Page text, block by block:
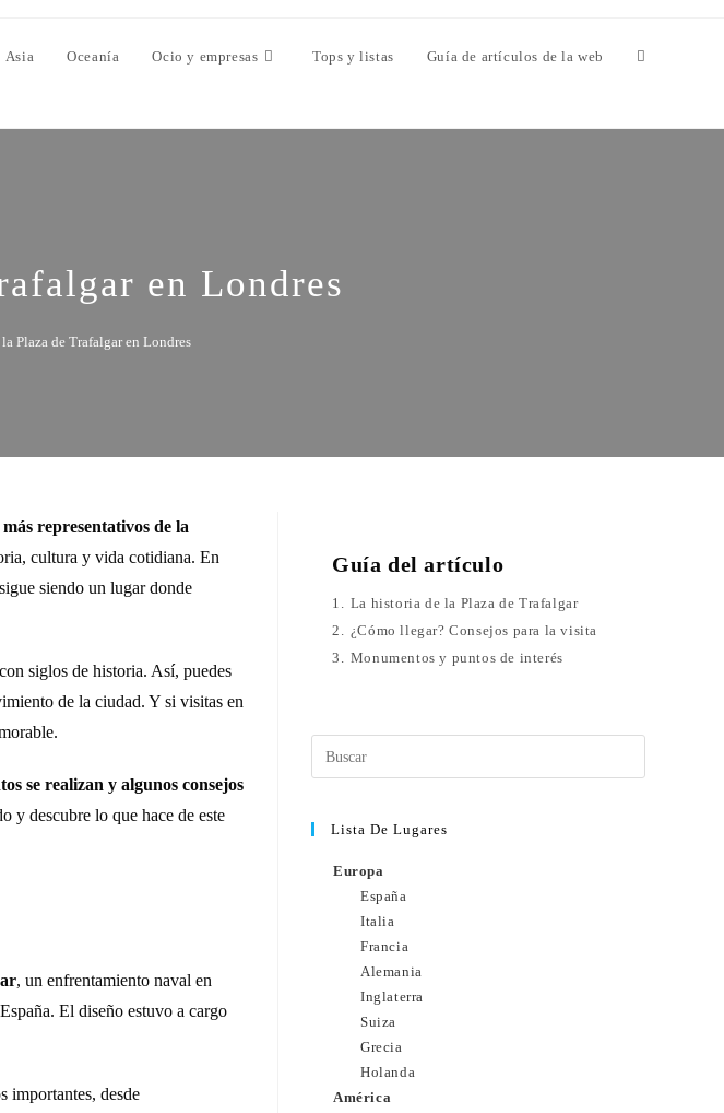
Asia Oceanía Ocio y empresas Tops y listas Guía de artículos de la web
en Londres
Plaza de Trafalgar en Londres
representativos de la
cultura y vida cotidiana. En
siendo un lugar donde
siglos de historia. Así, puedes
de la ciudad. Y si visitas en
se realizan y algunos consejos
y descubre lo que hace de este
, un enfrentamiento naval en
El diseño estuvo a cargo
importantes, desde
Guía del artículo
1. La historia de la Plaza de Trafalgar
2. ¿Cómo llegar? Consejos para la visita
3. Monumentos y puntos de interés
Lista De Lugares
Europa
España
Italia
Francia
Alemania
Inglaterra
Suiza
Grecia
Holanda
América